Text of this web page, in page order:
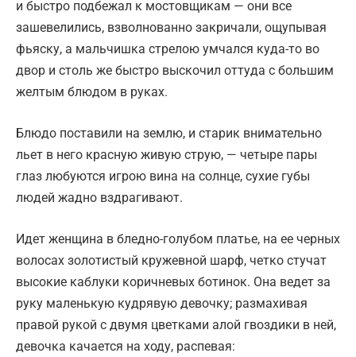
и быстро подбежал к мостовщикам — они все
зашевелились, взволнованно закричали, ощупывая
фьяску, а мальчишка стрелою умчался куда-то во
двор и столь же быстро выскочил оттуда с большим
желтым блюдом в руках.
Блюдо поставили на землю, и старик внимательно
льет в него красную живую струю, — четыре пары
глаз любуются игрою вина на солнце, сухие губы
людей жадно вздрагивают.
Идет женщина в бледно-голубом платье, на ее черных
волосах золотистый кружевной шарф, четко стучат
высокие каблуки коричневых ботинок. Она ведет за
руку маленькую кудрявую девочку; размахивая
правой рукой с двумя цветками алой гвоздики в ней,
девочка качается на ходу, распевая: